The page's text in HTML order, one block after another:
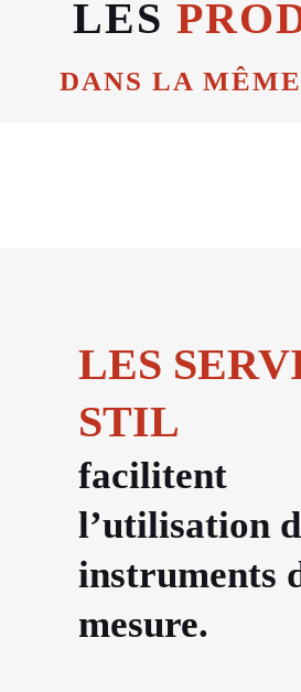
LES
DANS LA
LES
STIL
facilitent
l’utilisation
instruments
mesure.